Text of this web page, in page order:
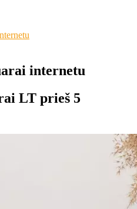
internetu
LT prieš 5